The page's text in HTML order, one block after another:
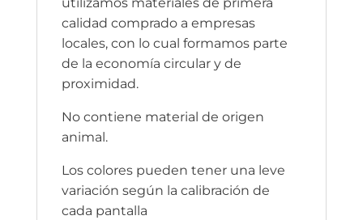
calidad comprado a empresas
locales, con lo cual formamos parte
de la economía circular y de
proximidad.
No contiene material de origen
animal.
Los colores pueden tener una leve
variación según la calibración de
cada pantalla